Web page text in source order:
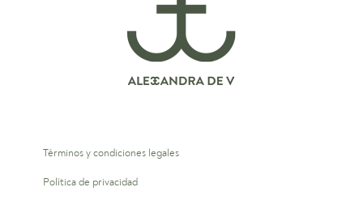
Términos y condiciones legales
Política de privacidad